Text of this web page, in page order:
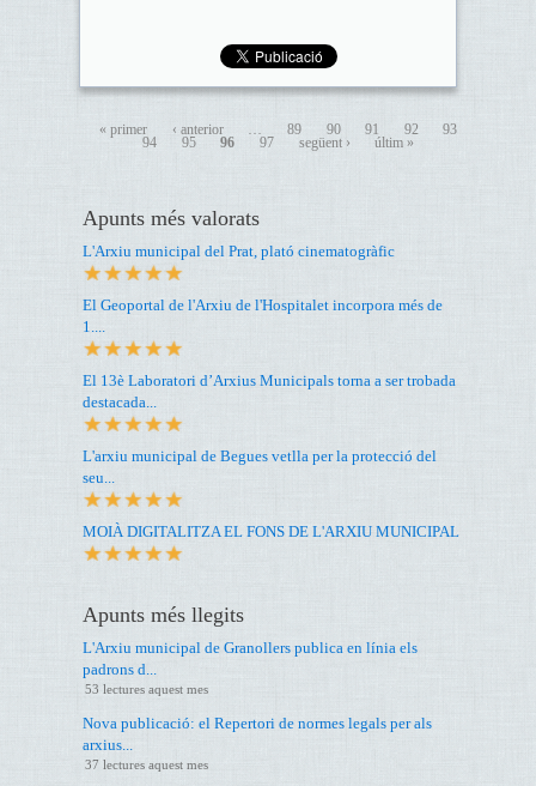
« primer ‹ anterior … 89 90 91 92
93
94
95 96 97 següent › últim »
Apunts més valorats
L'Arxiu municipal del Prat, plató cinematogràfic
El Geoportal de l'Arxiu de l'Hospitalet incorpora més de
1....
El 13è Laboratori d’Arxius Municipals torna a ser trobada
destacada...
L'arxiu municipal de Begues vetlla per la protecció del
seu...
MOIÀ DIGITALITZA EL FONS DE L'ARXIU MUNICIPAL
Apunts més llegits
L'Arxiu municipal de Granollers publica en línia els
padrons d...
53 lectures aquest mes
Nova publicació: el Repertori de normes legals per als
arxius...
37 lectures aquest mes